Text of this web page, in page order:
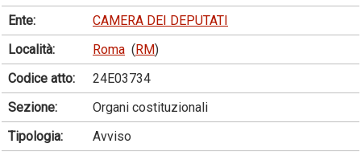
Ente:
CAMERA DEI DEPUTATI
Località:
Roma (RM)
Codice atto:
24E03734
Sezione:
Organi costituzionali
Tipologia:
Avviso